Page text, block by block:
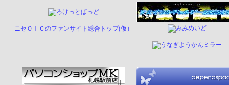
ニセＯＩＣのファンサイト総合トップ(仮）